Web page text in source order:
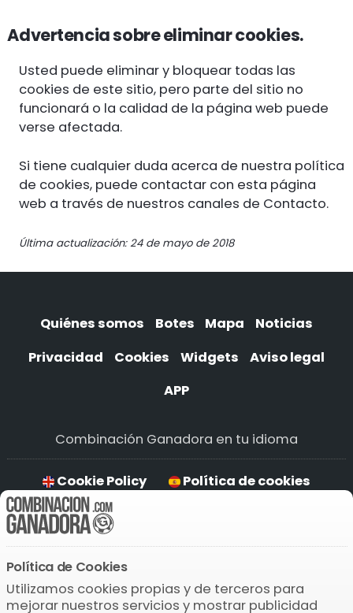
Advertencia sobre eliminar cookies.
Usted puede eliminar y bloquear todas las
cookies de este sitio, pero parte del sitio no
funcionará o la calidad de la página web puede
verse afectada.
Si tiene cualquier duda acerca de nuestra política
de cookies, puede contactar con esta página
web a través de nuestros canales de Contacto.
Última actualización: 24 de mayo de 2018
Quiénes somos Botes Mapa
Noticias
Privacidad
Cookies Widgets
Aviso legal
APP
Combinación Ganadora en tu idioma
Cookie Policy Política de cookies
Política de cookies
Descarga la APP
Política de Cookies
Utilizamos cookies propias y de terceros para
mejorar nuestros servicios y mostrar publicidad